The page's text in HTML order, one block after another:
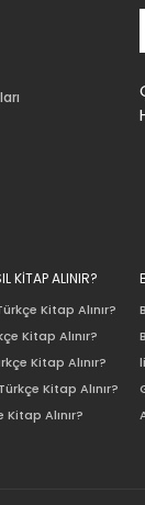
KİTAP ALINIR?
Kitap Alınır?
Kitap Alınır?
Kitap Alınır?
Kitap Alınır?
Alınır?